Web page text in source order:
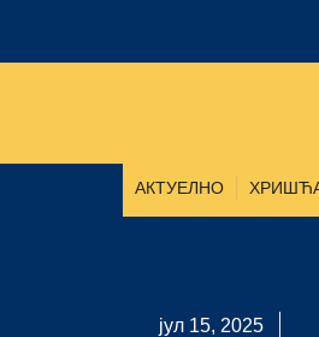
АКТУЕЛНО
јул 15, 2025